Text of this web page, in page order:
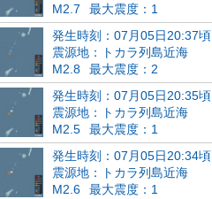
M2.7
最大震度：1
発生時刻：07月05日20:37頃
震源地：トカラ列島近海
M2.8
最大震度：2
発生時刻：07月05日20:35頃
震源地：トカラ列島近海
M2.5
最大震度：1
発生時刻：07月05日20:34頃
震源地：トカラ列島近海
M2.6
最大震度：1